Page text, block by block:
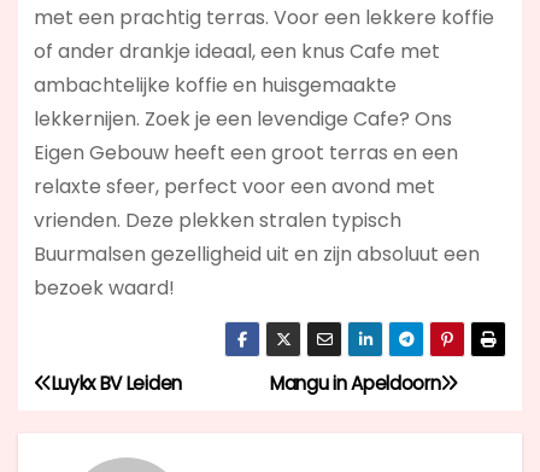
met een prachtig terras. Voor een lekkere koffie
of ander drankje ideaal, een knus Cafe met
ambachtelijke koffie en huisgemaakte
lekkernijen. Zoek je een levendige Cafe? Ons
Eigen Gebouw heeft een groot terras en een
relaxte sfeer, perfect voor een avond met
vrienden. Deze plekken stralen typisch
Buurmalsen gezelligheid uit en zijn absoluut een
bezoek waard!
B
e
Mangu in Apeldoorn
Luykx BV Leiden